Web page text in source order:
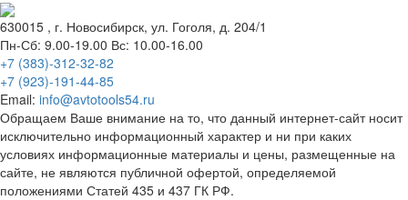
630015 , г. Новосибирск, ул. Гоголя, д. 204/1
Пн-Сб: 9.00-19.00 Вс: 10.00-16.00
+7 (383)-312-32-82
+7 (923)-191-44-85
Email: info@avtotools54.ru
Обращаем Ваше внимание на то, что данный интернет-сайт носит
исключительно информационный характер и ни при каких
условиях информационные материалы и цены, размещенные на
сайте, не являются публичной офертой, определяемой
положениями Статей 435 и 437 ГК РФ.